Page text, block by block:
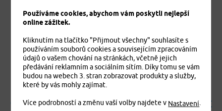
MÍSTA
Co mám dělat, když potřebuji využít
Používáme cookies, abychom vám poskytli nejlepší
online zážitek.
Kliknutím na tlačítko "Přijmout všechny" souhlasíte s
používáním souborů cookies a souvisejícím zpracováním
údajů o vašem chování na stránkách, včetně jejich
předávání reklamním a sociálním sítím. Díky tomu se vám
budou na webech 3. stran zobrazovat produkty a služby,
které by vás mohly zajímat.
Více podrobností a změnu vaší volby najdete v Nastavení.